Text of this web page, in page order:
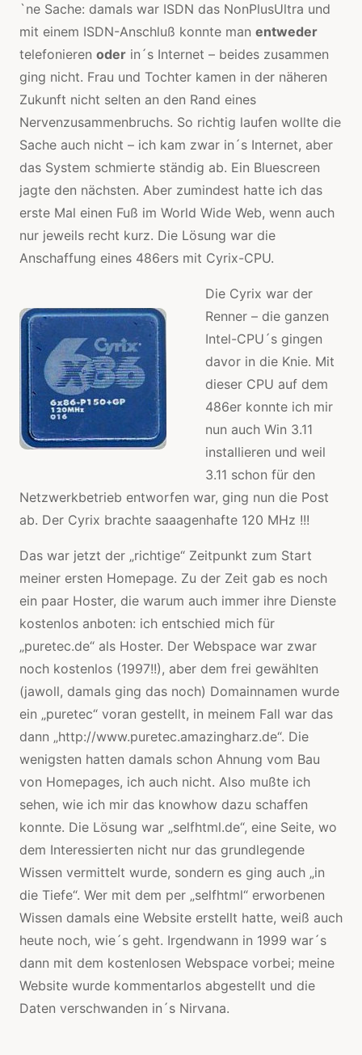
`ne Sache: damals war ISDN das NonPlusUltra und
mit einem ISDN-Anschluß konnte man entweder
telefonieren oder in´s Internet – beides zusammen
ging nicht. Frau und Tochter kamen in der näheren
Zukunft nicht selten an den Rand eines
Nervenzusammenbruchs. So richtig laufen wollte die
Sache auch nicht – ich kam zwar in´s Internet, aber
das System schmierte ständig ab. Ein Bluescreen
jagte den nächsten. Aber zumindest hatte ich das
erste Mal einen Fuß im World Wide Web, wenn auch
nur jeweils recht kurz. Die Lösung war die
Anschaffung eines 486ers mit Cyrix-CPU.
Die Cyrix war der
Renner – die ganzen
Intel-CPU´s gingen
davor in die Knie. Mit
dieser CPU auf dem
486er konnte ich mir
nun auch Win 3.11
installieren und weil
3.11 schon für den
Netzwerkbetrieb entworfen war, ging nun die Post
ab. Der Cyrix brachte saaagenhafte 120 MHz !!!
Das war jetzt der „richtige“ Zeitpunkt zum Start
meiner ersten Homepage. Zu der Zeit gab es noch
ein paar Hoster, die warum auch immer ihre Dienste
kostenlos anboten: ich entschied mich für
„puretec.de“ als Hoster. Der Webspace war zwar
noch kostenlos (1997!!), aber dem frei gewählten
(jawoll, damals ging das noch) Domainnamen wurde
ein „puretec“ voran gestellt, in meinem Fall war das
dann „http://www.puretec.amazingharz.de“. Die
wenigsten hatten damals schon Ahnung vom Bau
von Homepages, ich auch nicht. Also mußte ich
sehen, wie ich mir das knowhow dazu schaffen
konnte. Die Lösung war „selfhtml.de“, eine Seite, wo
dem Interessierten nicht nur das grundlegende
Wissen vermittelt wurde, sondern es ging auch „in
die Tiefe“. Wer mit dem per „selfhtml“ erworbenen
Wissen damals eine Website erstellt hatte, weiß auch
heute noch, wie´s geht. Irgendwann in 1999 war´s
dann mit dem kostenlosen Webspace vorbei; meine
Website wurde kommentarlos abgestellt und die
Daten verschwanden in´s Nirvana.